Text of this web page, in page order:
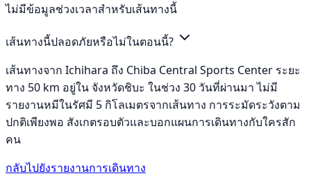
ไม่มีข้อมูลช่วงเวลาสำหรับเส้นทางนี้
เส้นทางนี้ปลอดภัยหรือไม่ในตอนนี้?
เส้นทางจาก Ichihara ถึง Chiba Central Sports Center ระยะ
ทาง 50 km อยู่ใน จังหวัดชิบะ ในช่วง 30 วันที่ผ่านมา ไม่มี
รายงานหมีในรัศมี 5 กิโลเมตรจากเส้นทาง การระมัดระวังตาม
ปกติเพียงพอ สังเกตรอบตัวและบอกแผนการเดินทางกับใครสัก
คน
กลับไปยังรายงานการเดินทาง